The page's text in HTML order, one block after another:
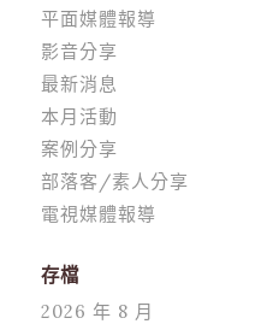
平面媒體報導
影音分享
最新消息
本月活動
案例分享
部落客/素人分享
電視媒體報導
存檔
2026 年 8 月